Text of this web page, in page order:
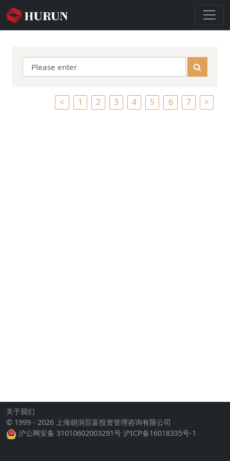
< 1 2 3 4 5 6 7 >
关于我们
© 1999 - 2026 上海胡润百富投资管理咨询有限公司
沪公网安备 31010602003291号 沪ICP备16018335号-1